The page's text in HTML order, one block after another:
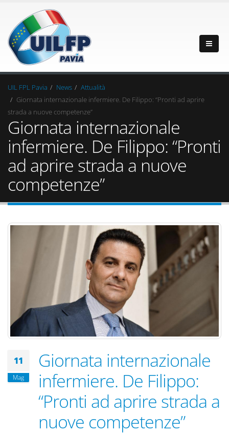
UIL FPL Pavia News
Attualità
Giornata internazionale infermiere. De Filippo: “Pronti ad aprire
strada a nuove competenze”
Giornata internazionale
infermiere. De Filippo: “Pronti
ad aprire strada a nuove
competenze”
11
Mag
Giornata internazionale
infermiere. De Filippo:
“Pronti ad aprire strada a
nuove competenze”